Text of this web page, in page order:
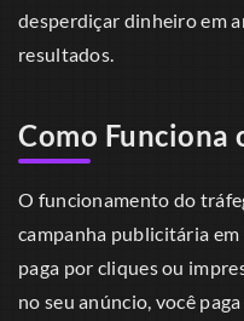
desperdiçar dinheiro em
resultados.
Como Funciona
O funcionamento do
campanha publicitária
paga por cliques ou
no seu anúncio, você